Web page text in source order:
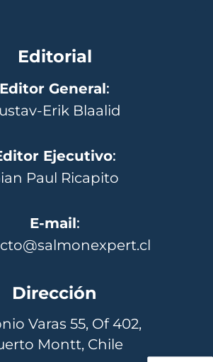
Editorial
Editor General:
Erik Blaalid
Ejecutivo:
Paul Ricapito
E-mail:
Dirección
Varas 55, Of 402,
Montt, Chile